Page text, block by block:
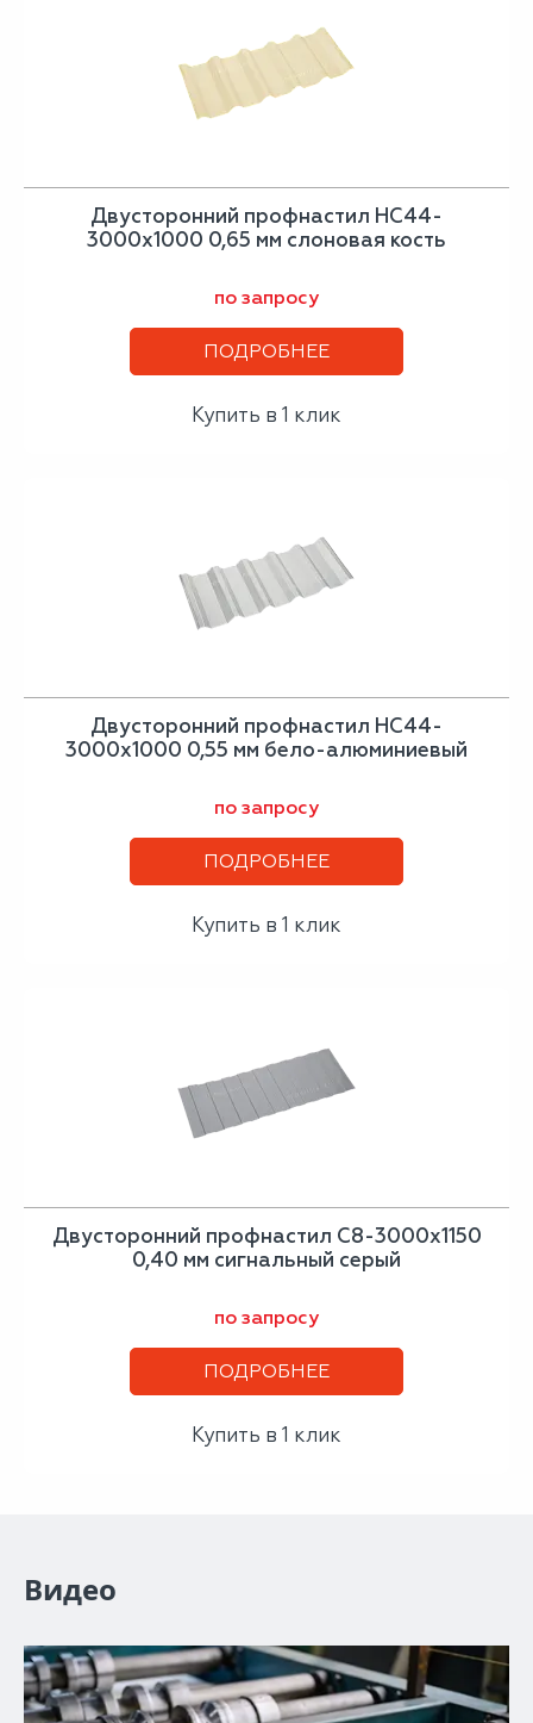
Двусторонний профнастил НС44-
3000х1000 0,65 мм слоновая кость
по запросу
ПОДРОБНЕЕ
Купить в 1 клик
Двусторонний профнастил НС44-
3000х1000 0,55 мм бело-алюминиевый
по запросу
ПОДРОБНЕЕ
Купить в 1 клик
Двусторонний профнастил С8-3000х1150
0,40 мм сигнальный серый
по запросу
ПОДРОБНЕЕ
Купить в 1 клик
Видео